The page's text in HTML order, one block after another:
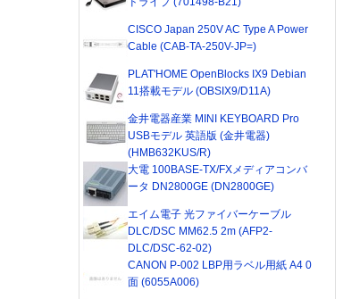
CISCO Japan 250V AC Type A Power
Cable (CAB-TA-250V-JP=)
PLAT'HOME OpenBlocks IX9 Debian
11搭載モデル (OBSIX9/D11A)
金井電器産業 MINI KEYBOARD Pro
USBモデル 英語版 (金井電器)
(HMB632KUS/R)
大電 100BASE-TX/FXメディアコンバ
ータ DN2800GE (DN2800GE)
エイム電子 光ファイバーケーブル
DLC/DSC MM62.5 2m (AFP2-
DLC/DSC-62-02)
CANON P-002 LBP用ラベル用紙 A4 0
面 (6055A006)